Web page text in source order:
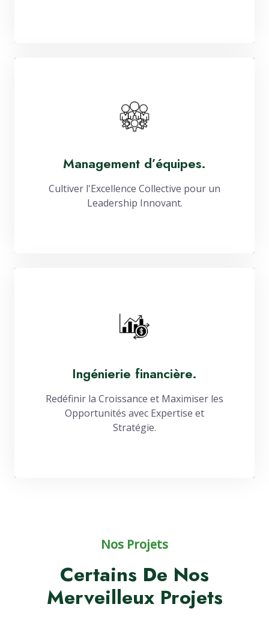
Management d’équipes.
Cultiver l'Excellence Collective pour un
Leadership Innovant.
Ingénierie financière.
Redéfinir la Croissance et Maximiser les
Opportunités avec Expertise et
Stratégie.
Nos Projets
Certains De Nos
Merveilleux Projets